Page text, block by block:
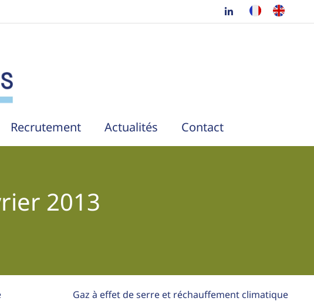
Recrutement Actualités Contact
2013
Gaz à effet de serre et réchauffement climatique